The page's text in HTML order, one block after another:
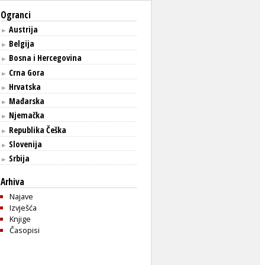
Ogranci
► Austrija
► Belgija
► Bosna i Hercegovina
► Crna Gora
► Hrvatska
► Mađarska
► Njemačka
► Republika Češka
► Slovenija
► Srbija
Arhiva
Najave
Izvješća
Knjige
Časopisi